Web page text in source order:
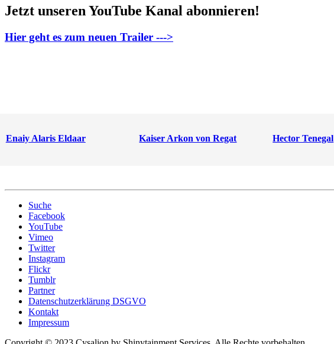
Jetzt unseren YouTube Kanal abonnieren!
Hier geht es zum neuen Trailer --->
Enaiy Alaris Eldaar Kaiser Arkon von Regat Hector Tenegal
Suche
Facebook
YouTube
Vimeo
Twitter
Instagram
Flickr
Tumblr
Partner
Datenschutzerklärung DSGVO
Kontakt
Impressum